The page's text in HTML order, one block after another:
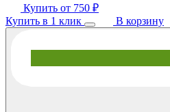
Купить от 750 ₽
Купить в 1 клик
В корзину